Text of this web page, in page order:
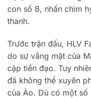
con số 8, nhấn chìm
thanh.
Trước trận đấu, HLV
do sự vắng mặt của
cặp tiền đạo. Tuy
đã không thể xuyên
của Áo. Dù có một